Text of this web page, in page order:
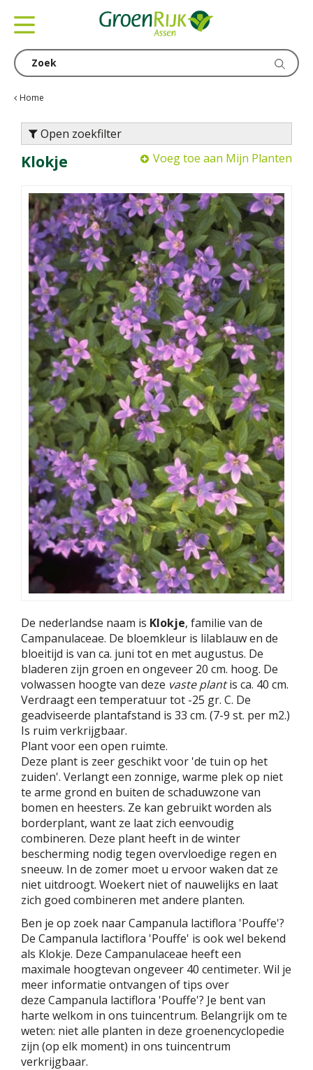
Home
Open zoekfilter
Klokje Voeg toe aan Mijn Planten
De nederlandse naam is Klokje, familie van de
Campanulaceae. De bloemkleur is lilablauw en de
bloeitijd is van ca. juni tot en met augustus. De
bladeren zijn groen en ongeveer 20 cm. hoog. De
volwassen hoogte van deze vaste plantis ca. 40 cm.
Verdraagt een temperatuur tot -25 gr. C. De
geadviseerde plantafstand is 33 cm. (7-9 st. per m2.)
Is ruim verkrijgbaar.
Plant voor een open ruimte.
Deze plant is zeer geschikt voor 'de tuin op het
zuiden'. Verlangt een zonnige, warme plek op niet
te arme grond en buiten de schaduwzone van
bomen en heesters. Ze kan gebruikt worden als
borderplant, want ze laat zich eenvoudig
combineren. Deze plant heeft in de winter
bescherming nodig tegen overvloedige regen en
sneeuw. In de zomer moet u ervoor waken dat ze
niet uitdroogt. Woekert niet of nauwelijks en laat
zich goed combineren met andere planten.
Ben je op zoek naar Campanula lactiflora 'Pouffe'?
De Campanula lactiflora 'Pouffe' is ook wel bekend
als Klokje. Deze Campanulaceae heeft een
maximale hoogtevan ongeveer 40 centimeter. Wil je
meer informatie ontvangen of tips over
deze Campanula lactiflora 'Pouffe'? Je bent van
harte welkom in ons tuincentrum. Belangrijk om te
weten: niet alle planten in deze groenencyclopedie
zijn (op elk moment) in ons tuincentrum
verkrijgbaar.